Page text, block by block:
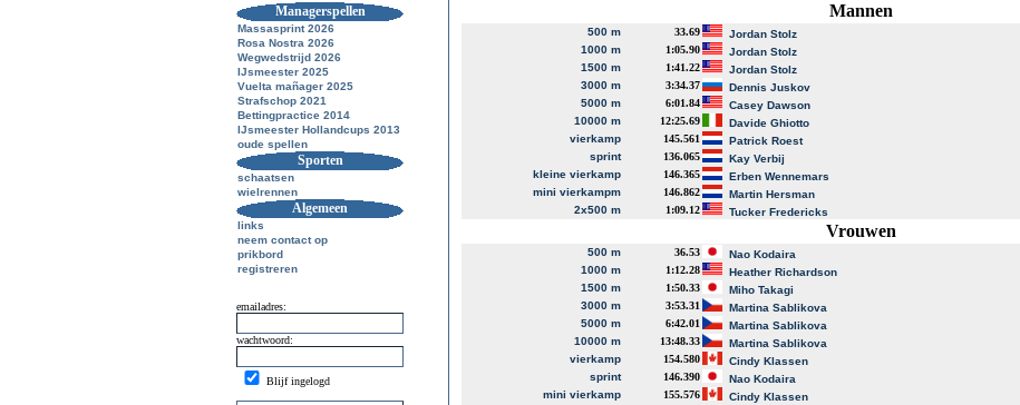
Managerspellen
Massasprint 2026
Rosa Nostra 2026
Wegwedstrijd 2026
IJsmeester 2025
Vuelta mañager 2025
Strafschop 2021
Bettingpractice 2014
IJsmeester Hollandcups 2013
oude spellen
Sporten
schaatsen
wielrennen
Algemeen
links
neem contact op
prikbord
registreren
emailadres:
wachtwoord:
Blijf ingelogd
Mannen
500 m 33.69 Jordan Stolz
1000 m
1:05.90 Jordan Stolz
1500 m
1:41.22 Jordan Stolz
3000 m
3:34.37 Dennis Juskov
5000 m
6:01.84 Casey Dawson
10000 m
12:25.69 Davide Ghiotto
vierkamp
145.561 Patrick Roest
sprint
136.065 Kay Verbij
kleine vierkamp
146.365 Erben Wennemars
mini vierkampm
146.862 Martin Hersman
2x500 m
1:09.12 Tucker Fredericks
Vrouwen
500 m 36.53 Nao Kodaira
1000 m
1:12.28 Heather Richardson
1500 m
1:50.33 Miho Takagi
3000 m
3:53.31 Martina Sablikova
5000 m
6:42.01 Martina Sablikova
10000 m
13:48.33 Martina Sablikova
vierkamp
154.580 Cindy Klassen
sprint
146.390 Nao Kodaira
mini vierkamp
155.576 Cindy Klassen